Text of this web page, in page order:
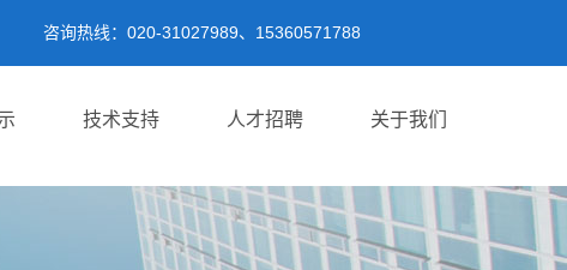
咨询热线：020-31027989、15360571788
技术支持 人才招聘 关于我们